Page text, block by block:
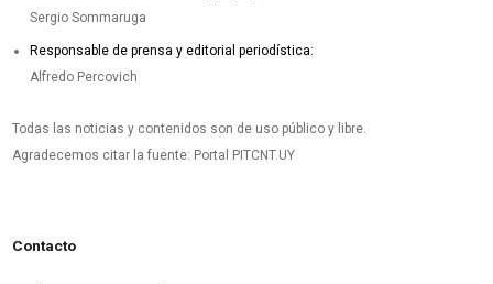
Sergio Sommaruga
Responsable de prensa y editorial periodística:
Alfredo Percovich
Todas las noticias y contenidos son de uso público y libre.
Agradecemos citar la fuente: Portal PITCNT.UY
Contacto